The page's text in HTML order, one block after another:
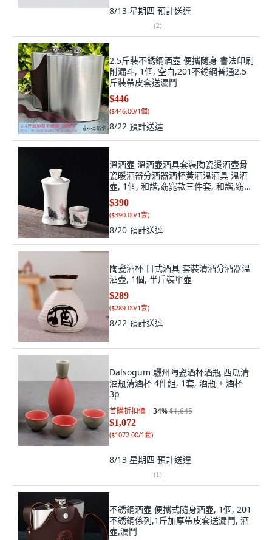
8/13 星期四 預計送達
(2)
2.5斤裝不銹鋼酒壺 便攜隨身 書法印刷
附漏斗, 1個, 空白,201不銹鋼普通2.5
斤裝帶皮套送漏鬥
$446
($446.00/1個)
8/22 預計送達
溫酒壺 溫酒壺酒具套裝陶瓷燙酒壺骨
瓷暖酒器分酒器酒杯黃酒溫酒具 溫酒
壺, 1個, 和諧,窈窕款三件套, 和諧,窈窕
款三件套
$390
($390.00/1套)
8/20 預計送達
陶瓷酒杯 日式酒具 套裝清酒分酒器溫
酒壺, 1個, 半斤裝單壺
$289
($289.00/1套)
8/22 預計送達
Dalsogum 驪州陶瓷酒杯酒瓶 西瓜清
酒瓶清酒杯 4件組, 1套, 酒瓶 + 酒杯
3p
首購折扣價 34%$1,645
$1,072
($1072.00/1套)
8/13 星期四 預計送達
(1)
不銹鋼酒壺 便攜式隨身酒壺, 1個, 201
不銹鋼係列,1斤加厚帶皮套送漏鬥, 酒
壺,漏鬥